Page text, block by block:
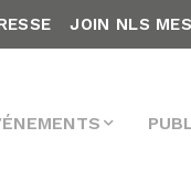
JOIN NLS